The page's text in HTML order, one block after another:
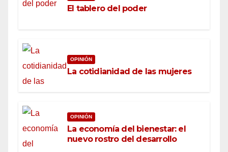
El tablero del poder
OPINIÓN
La cotidianidad de las mujeres
OPINIÓN
La economía del bienestar: el
nuevo rostro del desarrollo